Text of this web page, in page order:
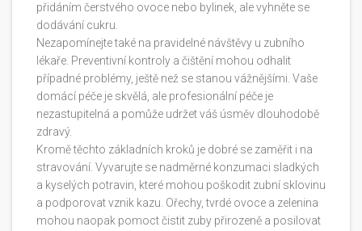
přidáním čerstvého ovoce nebo bylinek, ale vyhněte se
dodávání cukru.
Nezapomínejte také na pravidelné návštěvy u zubního
lékaře. Preventivní kontroly a čištění mohou odhalit
případné problémy, ještě než se stanou vážnějšími. Vaše
domácí péče je skvělá, ale profesionální péče je
nezastupitelná a pomůže udržet váš úsměv dlouhodobě
zdravý.
Kromě těchto základních kroků je dobré se zaměřit i na
stravování. Vyvarujte se nadměrné konzumaci sladkých
a kyselých potravin, které mohou poškodit zubní sklovinu
a podporovat vznik kazu. Ořechy, tvrdé ovoce a zelenina
mohou naopak pomoct čistit zuby přirozeně a posilovat